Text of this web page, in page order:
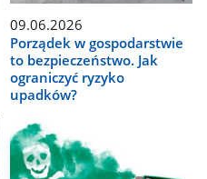
09.06.2026
Porządek w gospodarstwie
to bezpieczeństwo. Jak
ograniczyć ryzyko
upadków?